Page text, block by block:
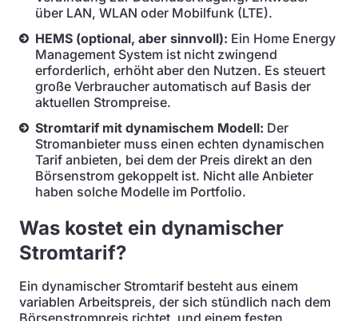
über LAN, WLAN oder Mobilfunk (LTE).
HEMS (optional, aber sinnvoll): Ein Home Energy
Management System ist nicht zwingend
erforderlich, erhöht aber den Nutzen. Es steuert
große Verbraucher automatisch auf Basis der
aktuellen Strompreise.
Stromtarif mit dynamischem Modell: Der
Stromanbieter muss einen echten dynamischen
Tarif anbieten, bei dem der Preis direkt an den
Börsenstrom gekoppelt ist. Nicht alle Anbieter
haben solche Modelle im Portfolio.
Was kostet ein dynamischer
Stromtarif?
Ein dynamischer Stromtarif besteht aus einem
variablen Arbeitspreis, der sich stündlich nach dem
Börsenstrompreis richtet, und einem festen